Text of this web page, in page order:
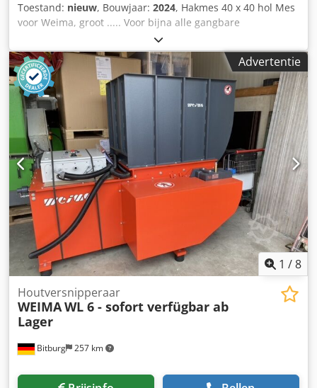
Toestand: nieuw, Bouwjaar: 2024, Hakmes 40 x 40 hol Mes
voor Weima, groot ..... Voor bijna alle gangbare
versnipperaars / shredders Uit voorraad Bitburg Onder
voorbehoud van voorafgaande verkoop Cjdpobxu Dhsfx Ap
Aoha
Advertentie
1 /8
Bitburg 257 km
Houtversnipperaar
WEIMAWL 6 - sofort verfügbar ab
Lager